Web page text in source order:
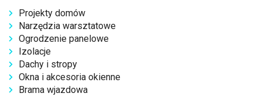
Projekty domów
Narzędzia warsztatowe
Ogrodzenie panelowe
Izolacje
Dachy i stropy
Okna i akcesoria okienne
Brama wjazdowa